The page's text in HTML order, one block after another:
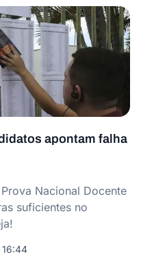
apontam falha
Nacional Docente
suficientes no